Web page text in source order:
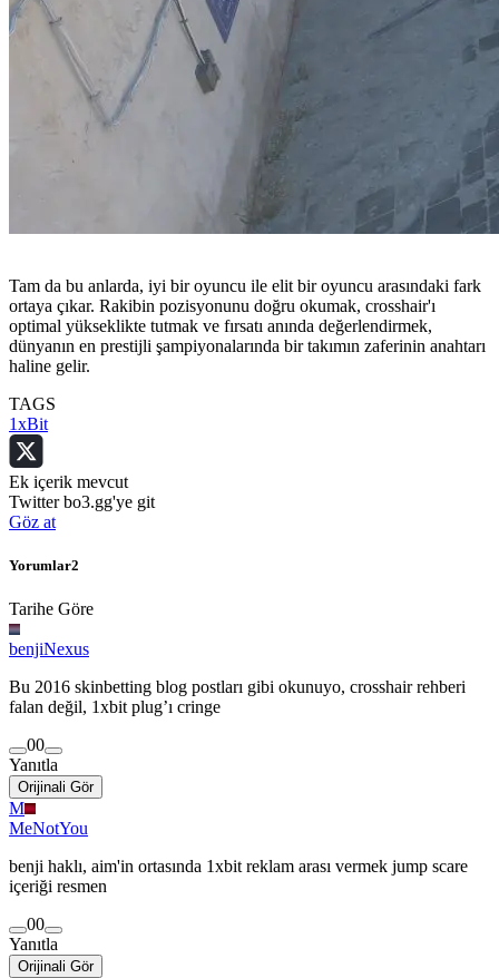
Tam da bu anlarda, iyi bir oyuncu ile elit bir oyuncu arasındaki fark
ortaya çıkar. Rakibin pozisyonunu doğru okumak, crosshair'ı
optimal yükseklikte tutmak ve fırsatı anında değerlendirmek,
dünyanın en prestijli şampiyonalarında bir takımın zaferinin anahtarı
haline gelir.
TAGS
1xBit
Ek içerik mevcut
Twitter bo3.gg'ye git
Göz at
Yorumlar2
Tarihe Göre
benjiNexus
Bu 2016 skinbetting blog postları gibi okunuyo, crosshair rehberi
falan değil, 1xbit plug’ı cringe
00
Yanıtla
Orijinali Gör
M
MeNotYou
benji haklı, aim'in ortasında 1xbit reklam arası vermek jump scare
içeriği resmen
00
Yanıtla
Orijinali Gör